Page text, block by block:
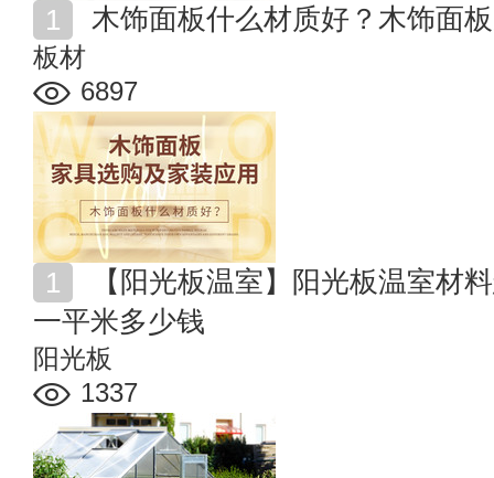
木饰面板什么材质好？木饰面
板材
6897
一平米多少钱
阳光板
1337